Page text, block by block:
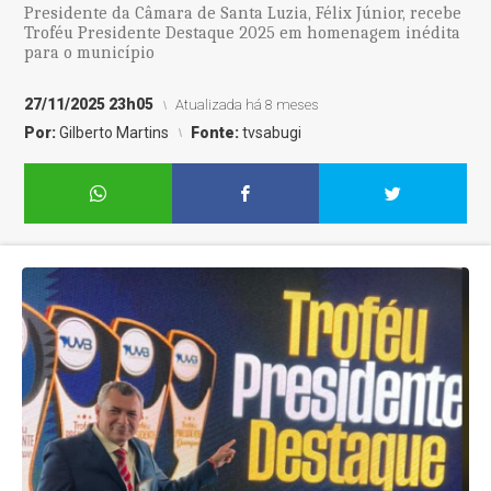
Presidente da Câmara de Santa Luzia, Félix Júnior, recebe
Troféu Presidente Destaque 2025 em homenagem inédita
para o município
27/11/2025 23h05 Atualizada há 8 meses
Por:Gilberto Martins Fonte:tvsabugi